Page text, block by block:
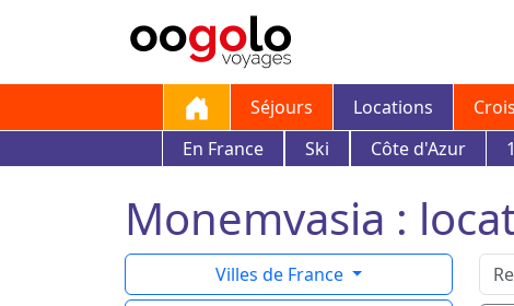
Séjours Locations
En France
Ski Côte d'Azur
Monemvasia :
Villes de France